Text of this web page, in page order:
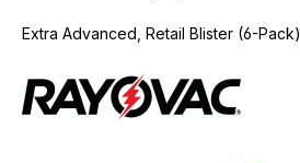
Extra Advanced, Retail Blister (6-Pack)